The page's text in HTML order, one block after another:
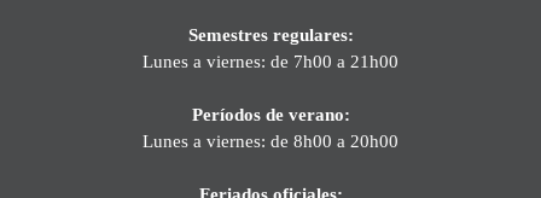
Semestres regulares:
Lunes a viernes: de 7h00 a 21h00
Períodos de verano:
Lunes a viernes: de 8h00 a 20h00
Feriados oficiales: